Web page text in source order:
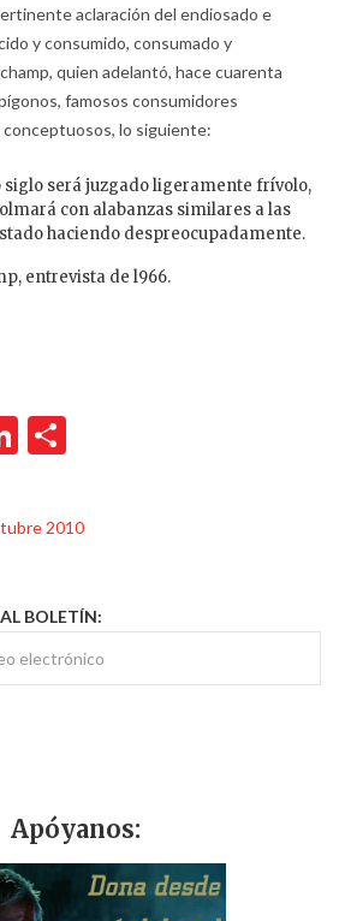
aclaración del endiosado e
y consumido, consumado y
quien adelantó, hace cuarenta
famosos consumidores
lo siguiente:
siglo será juzgado ligeramente frívolo,
con alabanzas similares a las
haciendo despreocupadamente.
entrevista de l966.
LinkedIn
2010
BOLETÍN:
Apóyanos: